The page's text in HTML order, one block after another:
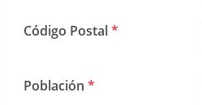
Código Postal*
Población *